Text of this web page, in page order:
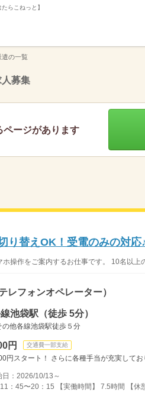
らこねっと】
の一覧
募集
ページがあります
り替えOK！受電のみの対
操作をご案内するお仕事です。 10名以上
レフォンオペレーター）
池袋駅（徒歩 5分）
他各線池袋駅徒歩５分
円 交通費一部支給
円スタート！ さらに各種手当が充実して
：2026/10/13～
：45〜20：15 【実働時間】 7.5時間 【休